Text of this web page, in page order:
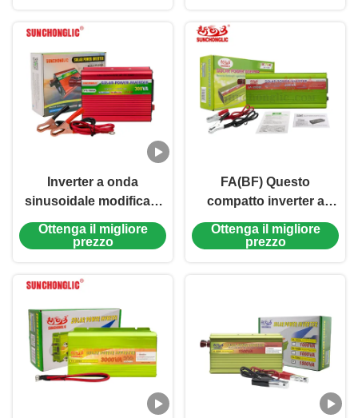
24V a 220V
220V e una presa USB
Inverter a onda
sinusoidale modificata
FS 300W con porta USB
per conversione off-grid
Ottenga il migliore
prezzo
FA(BF) Questo
compatto inverter a
onde sinusoidali pure
da 750W converte 24V
contro il collegamento
inverso per un
funzionamento
affidabile e sicuro.
Ottenga il migliore
prezzo